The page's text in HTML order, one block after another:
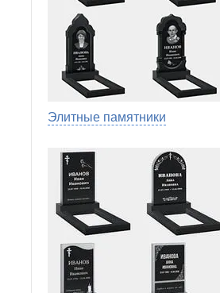
Элитные памятники